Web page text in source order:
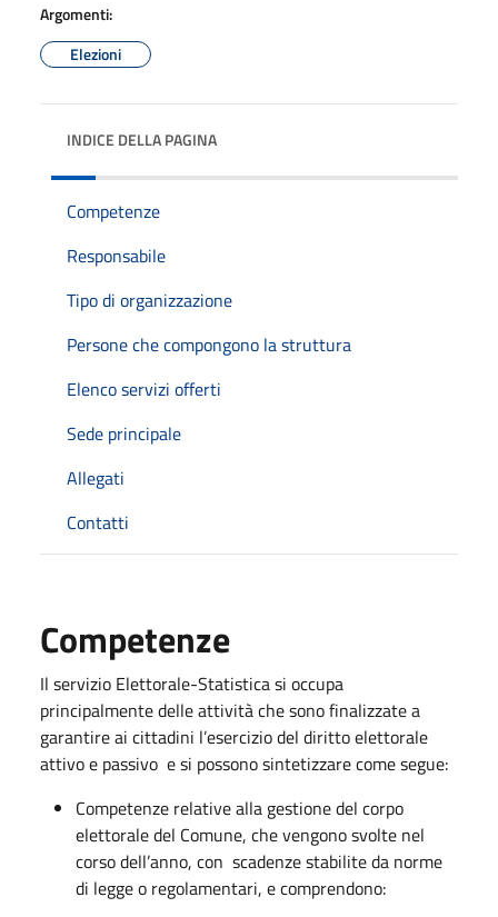
Argomenti:
Elezioni
INDICE DELLA PAGINA
Competenze
Responsabile
Tipo di organizzazione
Persone che compongono la struttura
Elenco servizi offerti
Sede principale
Allegati
Contatti
Competenze
Il servizio Elettorale-Statistica si occupa
principalmente delle attività che sono finalizzate a
garantire ai cittadini l’esercizio del diritto elettorale
attivo e passivo e si possono sintetizzare come segue:
Competenze relative alla gestione del corpo
elettorale del Comune, che vengono svolte nel
corso dell’anno, con scadenze stabilite da norme
di legge o regolamentari, e comprendono: